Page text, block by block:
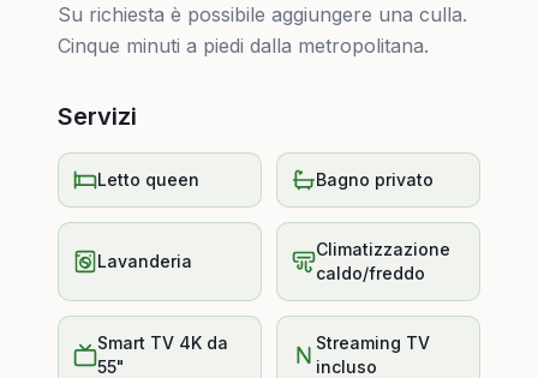
Su richiesta è possibile aggiungere una culla.
Cinque minuti a piedi dalla metropolitana.
Servizi
Letto queen Bagno privato
Lavanderia
Climatizzazione
caldo/freddo
Smart TV 4K da
55"
Streaming TV
incluso